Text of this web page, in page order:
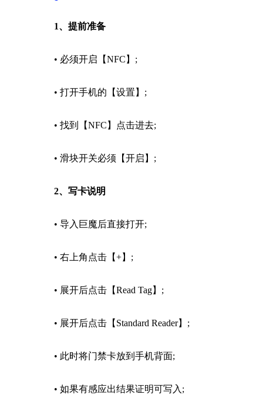
1、提前准备
• 必须开启【NFC】;
• 打开手机的【设置】;
• 找到【NFC】点击进去;
• 滑块开关必须【开启】;
2、写卡说明
• 导入巨魔后直接打开;
• 右上角点击【+】;
• 展开后点击【Read Tag】;
• 展开后点击【Standard Reader】;
• 此时将门禁卡放到手机背面;
• 如果有感应出结果证明可写入;